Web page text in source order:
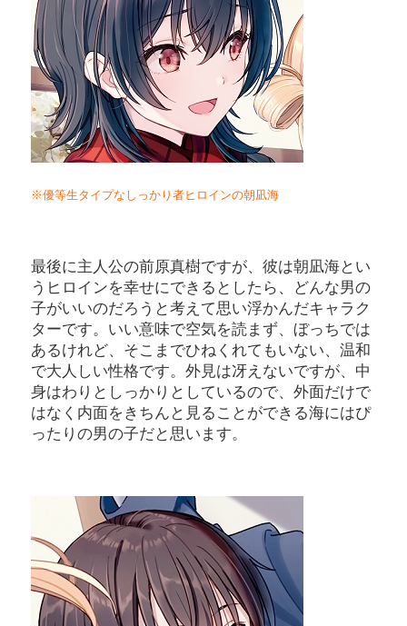
※優等生タイプなしっかり者ヒロインの朝凪海
最後に主人公の前原真樹ですが、彼は朝凪海とい
うヒロインを幸せにできるとしたら、どんな男の
子がいいのだろうと考えて思い浮かんだキャラク
ターです。いい意味で空気を読まず、ぼっちでは
あるけれど、そこまでひねくれてもいない、温和
で大人しい性格です。外見は冴えないですが、中
身はわりとしっかりとしているので、外面だけで
はなく内面をきちんと見ることができる海にはぴ
ったりの男の子だと思います。